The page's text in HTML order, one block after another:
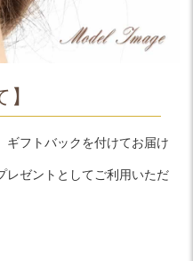
ギフトバックを付けてお届け
レゼントとしてご利用いただ